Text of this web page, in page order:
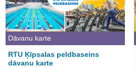
Dāvanu karte
RTU Ķīpsalas peldbaseins
dāvanu karte